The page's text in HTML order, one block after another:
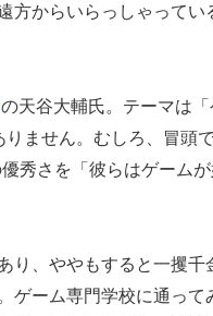
方からいらっしゃって
の天谷大輔氏。テーマは
りません。むしろ、冒頭
秀さを「彼らはゲーム
り、ややもすると一攫
ゲーム専門学校に通っ